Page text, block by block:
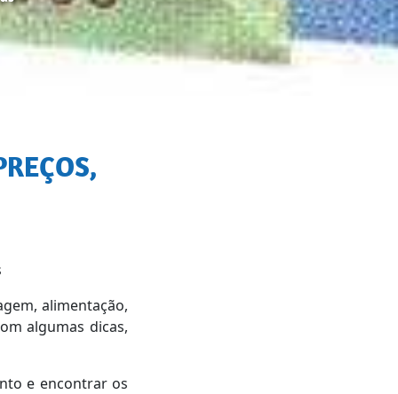
alimentação,
algumas dicas,
e encontrar os